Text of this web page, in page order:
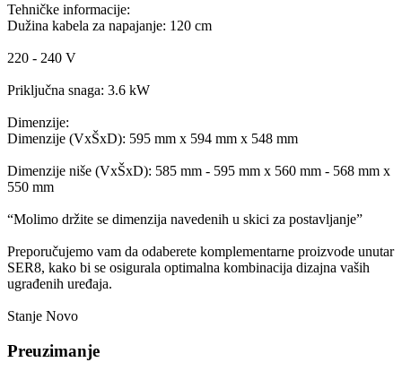
Tehničke informacije:
Dužina kabela za napajanje: 120 cm
220 - 240 V
Priključna snaga: 3.6 kW
Dimenzije:
Dimenzije (VxŠxD): 595 mm x 594 mm x 548 mm
Dimenzije niše (VxŠxD): 585 mm - 595 mm x 560 mm - 568 mm x
550 mm
“Molimo držite se dimenzija navedenih u skici za postavljanje”
Preporučujemo vam da odaberete komplementarne proizvode unutar
SER8, kako bi se osigurala optimalna kombinacija dizajna vaših
ugrađenih uređaja.
Stanje Novo
Preuzimanje